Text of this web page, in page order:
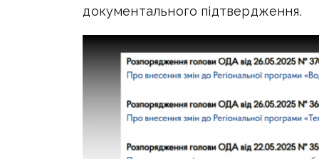
документального підтвердження.